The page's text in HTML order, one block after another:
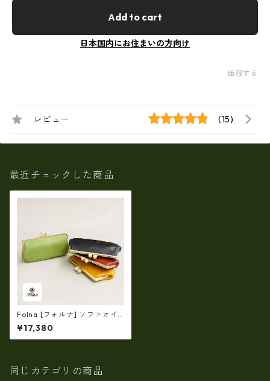
Add to cart
日本国内にお住まいの方向け
通報する
レビュー (15)
最近チェックした商品
Folna [フォルナ] ソフトオイ
ルレザー 木玉付口金 長財布
fo-2993760
¥17,380
同じカテゴリの商品